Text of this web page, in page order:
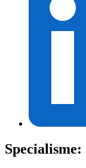
Specialisme: